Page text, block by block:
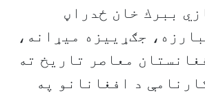
ببرك خان ځدراڼ
جګړییزه ميړانه،
معاصر تاريخ ته
د افغانانو په